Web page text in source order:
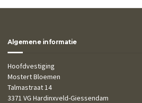
Algemene informatie
Hoofdvestiging
Mostert Bloemen
Talmastraat 14
3371 VG Hardinxveld-Giessendam